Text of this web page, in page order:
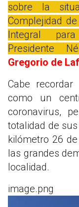
sobre la
Complejidad
Integral
Presidente
Gregorio de
Cabe
como un
coronavirus,
totalidad de
kilómetro 26
las grandes
localidad.
image.png